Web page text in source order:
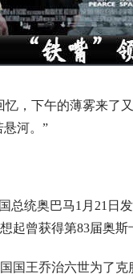
忆，下午的薄雾来了
悬河。”
总统奥巴马1月21日
起曾获得第83届奥斯
国王乔治六世为了